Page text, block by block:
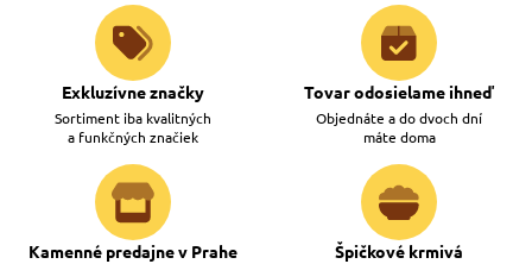
Exkluzívne značky
Sortiment iba kvalitných
a funkčných značiek
Tovar odosielame ihneď
Objednáte a do dvoch dní
máte doma
Kamenné predajne v Prahe Špičkové krmivá